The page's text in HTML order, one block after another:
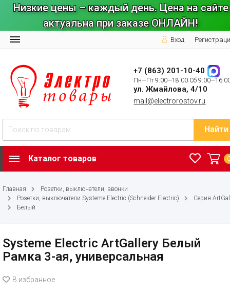
Низкие цены – каждый день. Цена на сайте
актуальна при заказе ОНЛАЙН!
Вход
+7 (863) 201-10-40
Пн—Пт 9:00—18:00 Сб
ул. Жмайлова, 4/10
mail@electrorostov.ru
Найти
Каталог товаров
Главная
Розетки, выключатели, звонки
Розетки, выключатели Systeme Electric (Schneider Electric)
Серия
Белый
Systeme Electric ArtGallery Белый
Рамка 3-ая, универсальная
В избранное